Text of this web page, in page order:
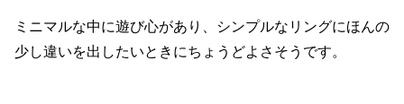
ミニマルな中に遊び心があり、シンプルなリングにほんの
少し違いを出したいときにちょうどよさそうです。